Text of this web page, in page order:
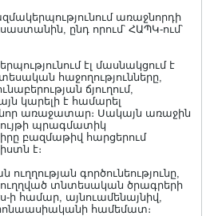
առաջնորդի
ընդ որում՝ ՀԱՊԿ-ում՝
էլ մասնակցում է
հաջողությունները,
ճյուղում,
կարելի է համարել
առաջատար։ Սակայն առաջին
պրագմատիկ
բազմաթիվ հարցերում
է։
ուղղության գործունեությունը,
տնտեսական ծրագրերի
ի համար, այնուամենայնիվ,
համեմատ։